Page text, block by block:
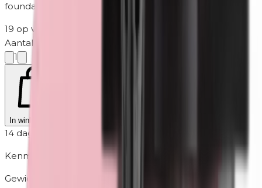
foundation en primer.
19 op voorraad
2-5 werkdagen
Aantal
1
In winkelmand
14 dagen retour
Kenmerken
Gewicht